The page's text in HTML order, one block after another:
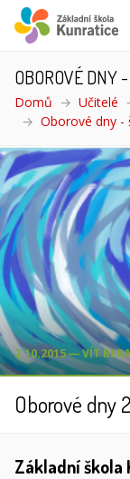
OBOROVÉ DNY
Domů Učitelé
Oborové dny -
2.10.2015 ― VÍT
Oborové dny
Základní škola